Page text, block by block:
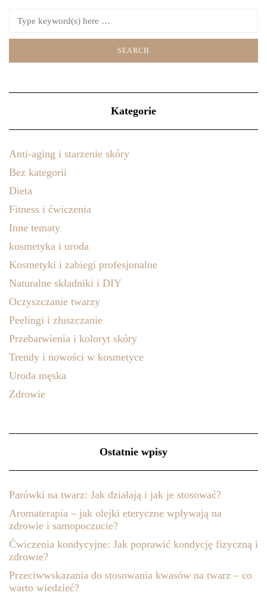
Kategorie
Anti-aging i starzenie skóry
Bez kategorii
Dieta
Fitness i ćwiczenia
Inne tematy
kosmetyka i uroda
Kosmetyki i zabiegi profesjonalne
Naturalne składniki i DIY
Oczyszczanie twarzy
Peelingi i złuszczanie
Przebarwienia i koloryt skóry
Trendy i nowości w kosmetyce
Uroda męska
Zdrowie
Ostatnie wpisy
Parówki na twarz: Jak działają i jak je stosować?
Aromaterapia – jak olejki eteryczne wpływają na
zdrowie i samopoczucie?
Ćwiczenia kondycyjne: Jak poprawić kondycję fizyczną i
zdrowie?
Przeciwwskazania do stosowania kwasów na twarz – co
warto wiedzieć?